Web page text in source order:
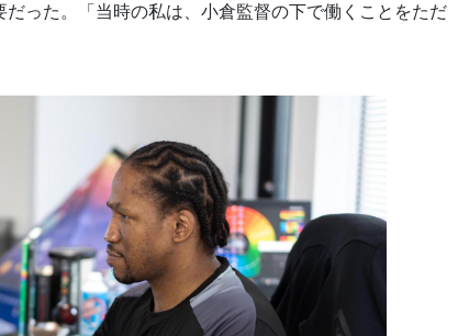
った。「当時の私は、小倉監督の下で働くことをただ